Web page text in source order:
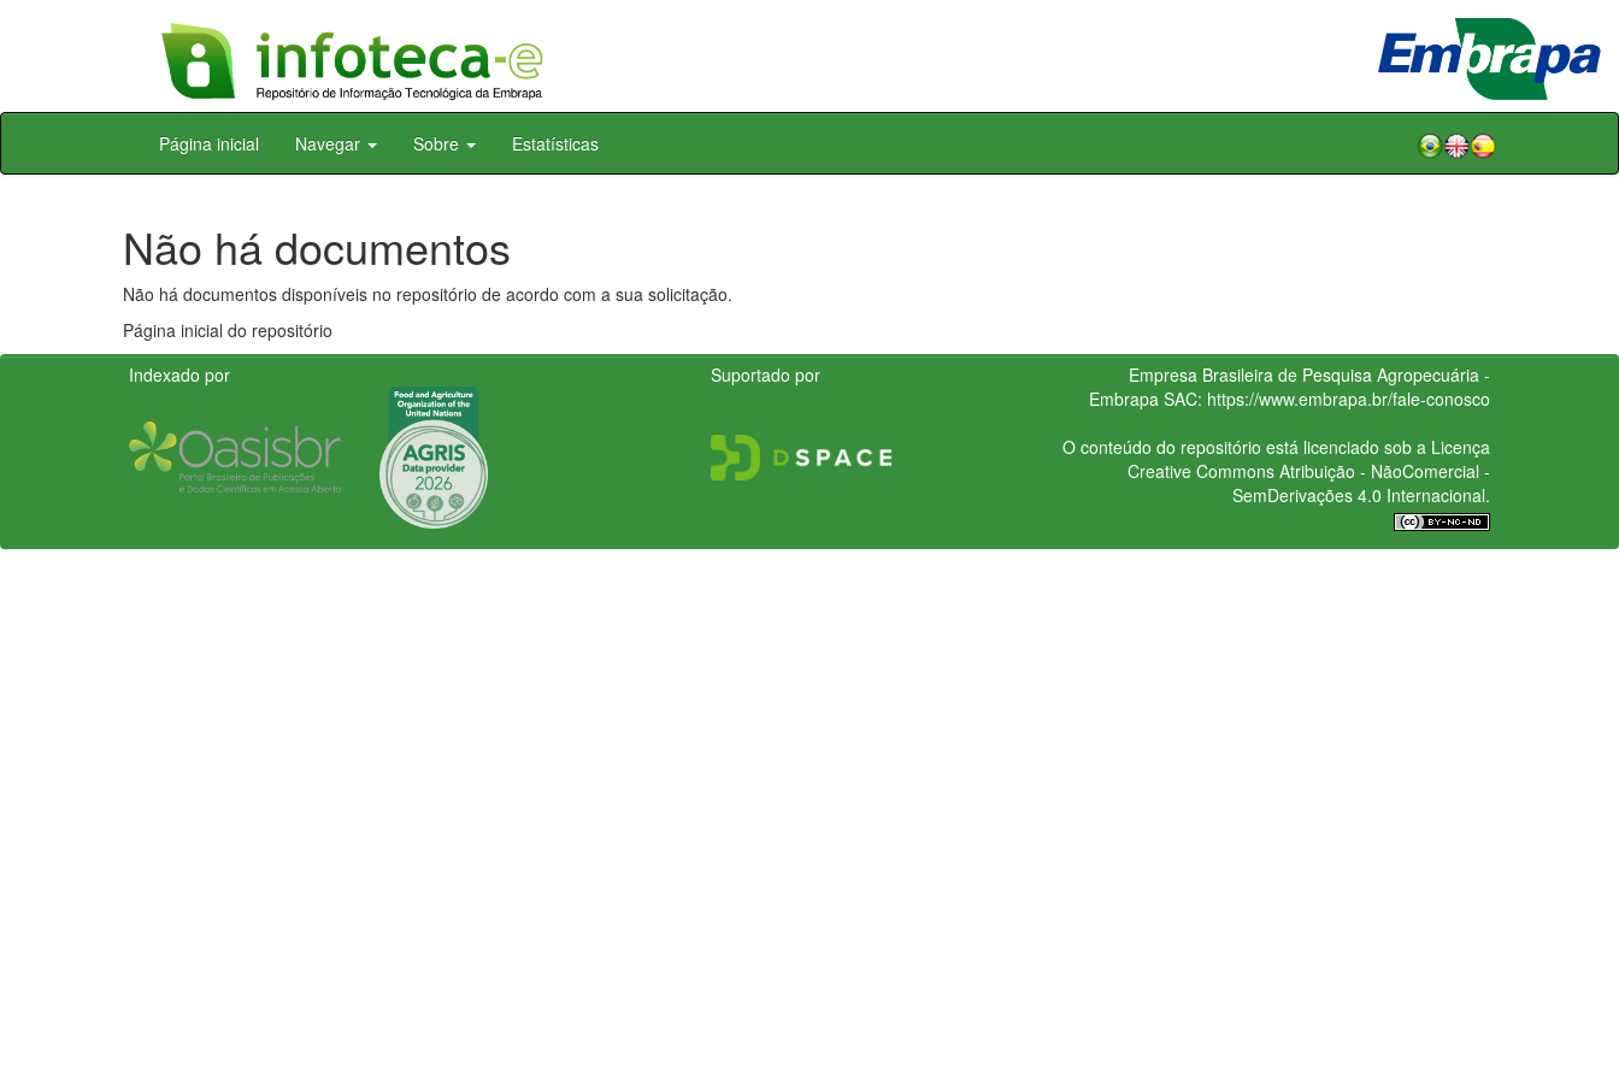
Skip
Página inicial Navegar Sobre Estatísticas
Não há documentos
Não há documentos disponíveis no repositório de acordo com a sua solicitação.
Página inicial do repositório
Indexado por
Suportado por
Empresa Brasileira de Pesquisa Agropecuária -
Embrapa SAC: https://www.embrapa.br/fale-conosco
O conteúdo do repositório está licenciado sob a Licença
Creative CommonsAtribuição - NãoComercial -
SemDerivações 4.0 Internacional.